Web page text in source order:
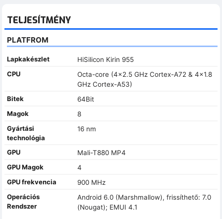
TELJESÍTMÉNY
PLATFROM
Lapkakészlet
HiSilicon Kirin 955
CPU
Octa-core (4x2.5 GHz Cortex-A72 & 4x1.8
GHz Cortex-A53)
Bitek
64Bit
Magok
8
Gyártási
technológia
16 nm
GPU
Mali-T880 MP4
GPU Magok
4
GPU frekvencia
900 MHz
Operációs
Rendszer
Android 6.0 (Marshmallow), frissíthető: 7.0
(Nougat); EMUI 4.1